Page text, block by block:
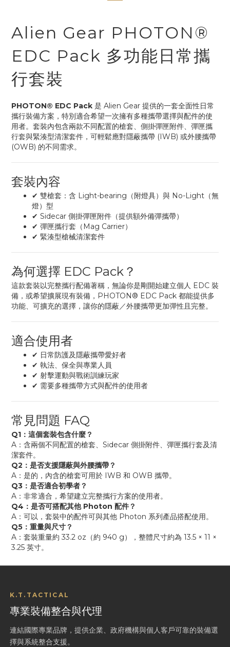
Alien Gear PHOTON®
EDC Pack 多功能日常攜
行套裝
PHOTON® EDC Pack 是 Alien Gear 提供的一套全面性日常
攜行裝備方案，特別適合希望一次擁有多種攜帶選擇與配件的使
用者。套裝內包含兩款不同配置的槍套、側掛彈匣附件、彈匣攜
行套與緊湊型清潔套件，可輕鬆應對隱蔽攜帶 (IWB) 或外腰攜帶
(OWB) 的不同需求。
套裝內容
✔ 雙槍套：含 Light-bearing（附燈具）與 No-Light（無
燈）型
✔ Sidecar 側掛彈匣附件（提供額外備彈攜帶）
✔ 彈匣攜行套（Mag Carrier）
✔ 緊湊型槍械清潔套件
為何選擇 EDC Pack？
這款套裝以完整攜行配備著稱，無論你是剛開始建立個人 EDC 裝
備，或希望擴展現有裝備，PHOTON® EDC Pack 都能提供多
功能、可擴充的選擇，讓你的隱蔽／外腰攜帶更加彈性且完整。
適合使用者
✔ 日常防護及隱蔽攜帶愛好者
✔ 執法、保全與專業人員
✔ 射擊運動與戰術訓練玩家
✔ 需要多種攜帶方式與配件的使用者
常見問題 FAQ
Q1：這個套裝包含什麼？
A：含兩個不同配置的槍套、Sidecar 側掛附件、彈匣攜行套及清
潔套件。
Q2：是否支援隱蔽與外腰攜帶？
A：是的，內含的槍套可用於 IWB 和 OWB 攜帶。
Q3：是否適合初學者？
A：非常適合，希望建立完整攜行方案的使用者。
Q4：是否可搭配其他 Photon 配件？
A：可以，套裝中的配件可與其他 Photon 系列產品搭配使用。
Q5：重量與尺寸？
A：套裝重量約 33.2 oz（約 940 g），整體尺寸約為 13.5 × 11 ×
3.25 英寸。
K.T.TACTICAL
專業裝備整合與代理
連結國際專業品牌，提供企業、政府機構與個人客戶可靠的裝備選
擇與系統整合支援。